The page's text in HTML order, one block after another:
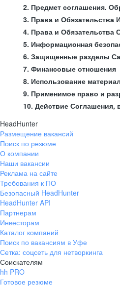
2. Предмет соглашения.
3. Права и Обязательства
4. Права и Обязательства
5. Информационная
6. Защищенные разделы
7. Финансовые отношения
8. Использование
9. Применимое право и
10. Действие Соглашения,
HeadHunter
Размещение вакансий
Поиск по резюме
О компании
Наши вакансии
Реклама на сайте
Требования к ПО
Безопасный HeadHunter
HeadHunter API
Партнерам
Инвесторам
Каталог компаний
Поиск по вакансиям в Уфе
Сетка: соцсеть для нетворкинга
Соискателям
hh PRO
Готовое резюме